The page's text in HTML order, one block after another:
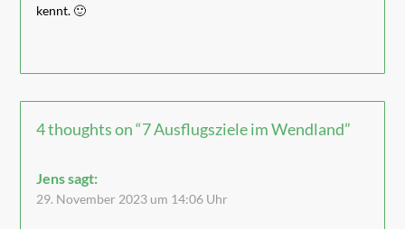
kennt. 🙂
4 thoughts on “7 Ausflugsziele im Wendland”
Jenssagt:
29. November 2023 um 14:06 Uhr